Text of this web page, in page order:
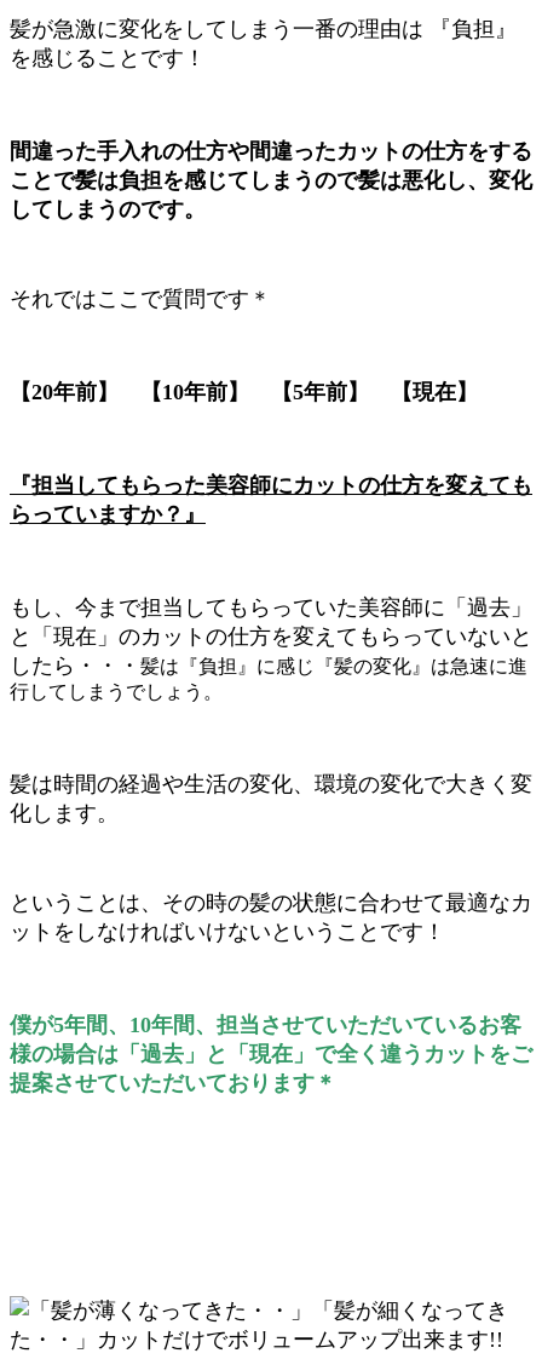
髪が急激に変化をしてしまう一番の理由は 『負担』
を感じることです！
間違った手入れの仕方や間違ったカットの仕方をする
ことで髪は負担を感じてしまうので髪は悪化し、変化
してしまうのです。
それではここで質問です＊
【20年前】 【10年前】 【5年前】 【現在】
『担当してもらった美容師にカットの仕方を変えても
らっていますか？』
もし、今まで担当してもらっていた美容師に「過去」
と「現在」のカットの仕方を変えてもらっていないと
したら・・・ 髪は『負担』に感じ『髪の変化』は急速に進
行してしまうでしょう。
髪は時間の経過や生活の変化、環境の変化で大きく変
化します。
ということは、その時の髪の状態に合わせて最適なカ
ットをしなければいけないということです！
僕が5年間、10年間、担当させていただいているお客
様の場合は「過去」と「現在」で全く違うカットをご
提案させていただいております＊